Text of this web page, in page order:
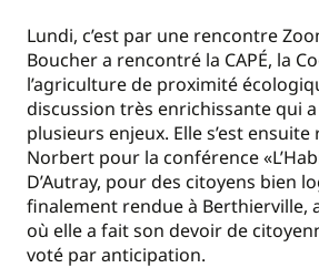
Lundi, c’est par une rencontre
Boucher a rencontré la CAPÉ, la
l’agriculture de proximité
discussion très enrichissante qui
plusieurs enjeux. Elle s’est
Norbert pour la conférence
D’Autray, pour des citoyens bien
finalement rendue à Berthierville,
où elle a fait son devoir de
voté par anticipation.